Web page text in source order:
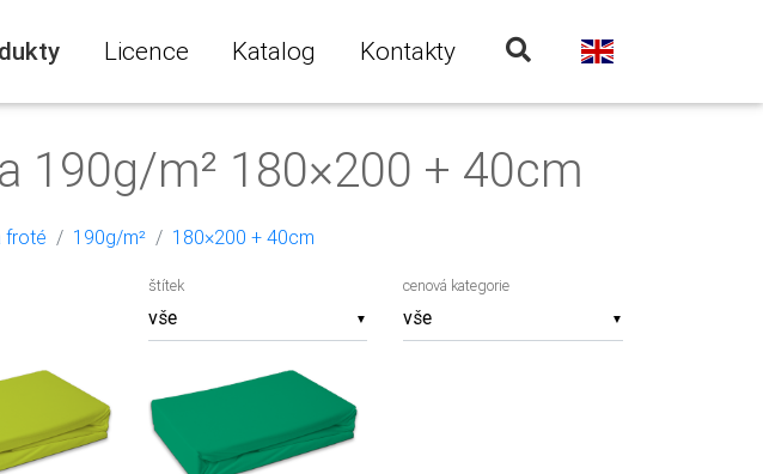
Licence Katalog Kontakty
190g/m² 180×200 + 40cm
froté 190g/m² 180×200 + 40cm
▼
štítek
▼
cenová kategorie